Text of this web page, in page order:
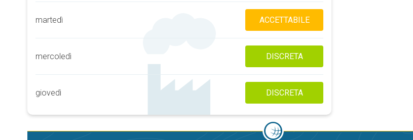
martedì ACCETTABILE
mercoledì DISCRETA
giovedì DISCRETA